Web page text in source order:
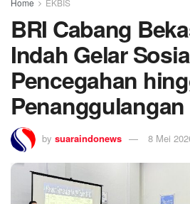
Home EKBIS
BRI Cabang
Indah Gelar
Pencegahan
by suaraindonews 8 Mei